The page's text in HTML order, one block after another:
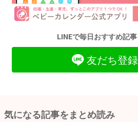
LINEで毎日おすすめ記事
友だち登
気になる記事をまとめ読み